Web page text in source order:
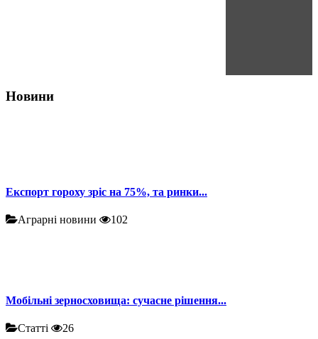
Новини
Експорт гороху зріс на 75%, та ринки...
Аграрні новини 102
Мобільні зерносховища: сучасне рішення...
Статті 26